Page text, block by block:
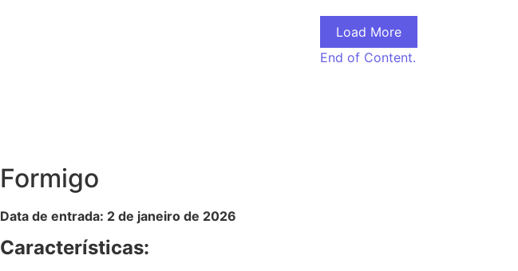
Load More
End of Content.
Formigo
Data de entrada: 2 de janeiro de 2026
Características: